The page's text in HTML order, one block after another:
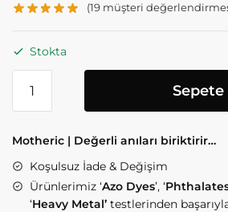
(19 müşteri
Stokta
Sepete
Motheric | Değerli anıları biriktirir…
Koşulsuz İade & Değişim
Ürünlerimiz ‘Azo Dyes’, ‘
‘Heavy Metal’ testlerinden